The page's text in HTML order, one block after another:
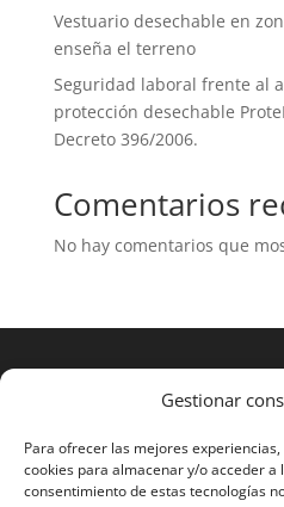
Gestionar
Para ofrecer las mejores
cookies para almacenar y/o acceder a
consentimiento de estas tecnologías
Vestuario desechable en
enseña el terreno
Seguridad laboral frente al
protección desechable
Decreto 396/2006.
Comentarios
No hay comentarios que